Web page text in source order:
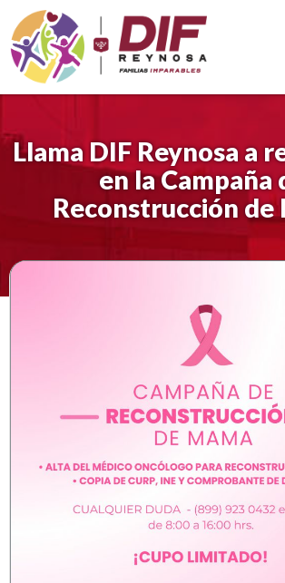
al
contenido
Llama DIF Reynosa a
en la Campaña
Reconstrucción de